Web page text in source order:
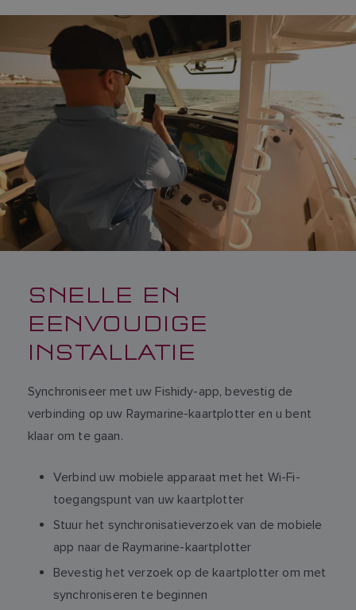
SNELLE EN
EENVOUDIGE
INSTALLATIE
Synchroniseer met uw Fishidy-app, bevestig de
verbinding op uw Raymarine-kaartplotter en u bent
klaar om te gaan.
Verbind uw mobiele apparaat met het Wi-Fi-
toegangspunt van uw kaartplotter
Stuur het synchronisatieverzoek van de mobiele
app naar de Raymarine-kaartplotter
Bevestig het verzoek op de kaartplotter om met
synchroniseren te beginnen